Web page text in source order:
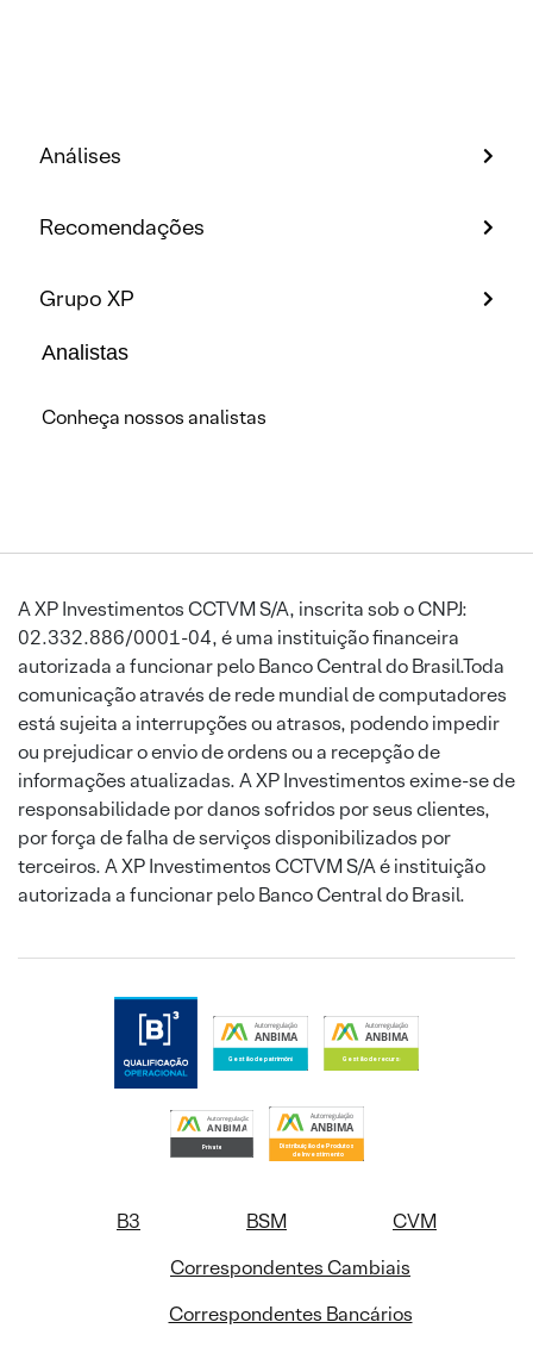
Análises
Recomendações
Grupo XP
Analistas
Conheça nossos analistas
A XP Investimentos CCTVM S/A, inscrita sob o CNPJ:
02.332.886/0001-04, é uma instituição financeira
autorizada a funcionar pelo Banco Central do Brasil.Toda
comunicação através de rede mundial de computadores
está sujeita a interrupções ou atrasos, podendo impedir
ou prejudicar o envio de ordens ou a recepção de
informações atualizadas. A XP Investimentos exime-se de
responsabilidade por danos sofridos por seus clientes,
por força de falha de serviços disponibilizados por
terceiros. A XP Investimentos CCTVM S/A é instituição
autorizada a funcionar pelo Banco Central do Brasil.
B3 BSM
CVM
Correspondentes Cambiais
Correspondentes Bancários